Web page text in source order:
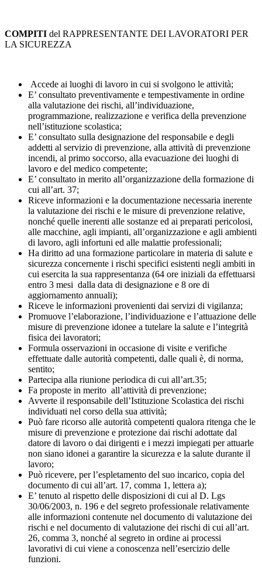
COMPITI del RAPPRESENTANTE DEI LAVORATORI PER
LA SICUREZZA
Accede ai luoghi di lavoro in cui si svolgono le attività;
E’ consultato preventivamente e tempestivamente in ordine
alla valutazione dei rischi, all’individuazione,
programmazione, realizzazione e verifica della prevenzione
nell’istituzione scolastica;
E’ consultato sulla designazione del responsabile e degli
addetti al servizio di prevenzione, alla attività di prevenzione
incendi, al primo soccorso, alla evacuazione dei luoghi di
lavoro e del medico competente;
E’ consultato in merito all’organizzazione della formazione di
cui all’art. 37;
Riceve informazioni e la documentazione necessaria inerente
la valutazione dei rischi e le misure di prevenzione relative,
nonché quelle inerenti alle sostanze ed ai preparati pericolosi,
alle macchine, agli impianti, all’organizzazione e agli ambienti
di lavoro, agli infortuni ed alle malattie professionali;
Ha diritto ad una formazione particolare in materia di salute e
sicurezza concernente i rischi specifici esistenti negli ambiti in
cui esercita la sua rappresentanza (64 ore iniziali da effettuarsi
entro 3 mesi dalla data di designazione e 8 ore di
aggiornamento annuali);
Riceve le informazioni provenienti dai servizi di vigilanza;
Promuove l’elaborazione, l’individuazione e l’attuazione delle
misure di prevenzione idonee a tutelare la salute e l’integrità
fisica dei lavoratori;
Formula osservazioni in occasione di visite e verifiche
effettuate dalle autorità competenti, dalle quali è, di norma,
sentito;
Partecipa alla riunione periodica di cui all’art.35;
Fa proposte in merito all’attività di prevenzione;
Avverte il responsabile dell’Istituzione Scolastica dei rischi
individuati nel corso della sua attività;
Può fare ricorso alle autorità competenti qualora ritenga che le
misure di prevenzione e protezione dai rischi adottate dal
datore di lavoro o dai dirigenti e i mezzi impiegati per attuarle
non siano idonei a garantire la sicurezza e la salute durante il
lavoro;
Può ricevere, per l’espletamento del suo incarico, copia del
documento di cui all’art. 17, comma 1, lettera a);
E’ tenuto al rispetto delle disposizioni di cui al D. Lgs
30/06/2003, n. 196 e del segreto professionale relativamente
alle informazioni contenute nel documento di valutazione dei
rischi e nel documento di valutazione dei rischi di cui all’art.
26, comma 3, nonché al segreto in ordine ai processi
lavorativi di cui viene a conoscenza nell’esercizio delle
funzioni.